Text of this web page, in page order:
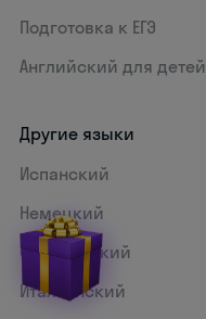
Подготовка к ЕГЭ
Английский для детей
Другие языки
Испанский
Немецкий
Французский
Итальянский